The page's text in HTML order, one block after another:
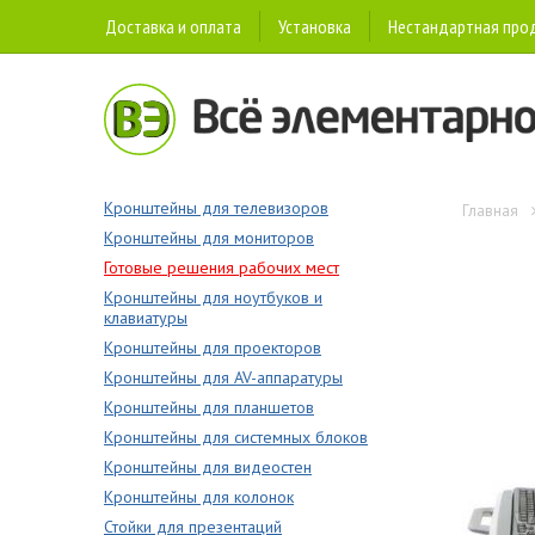
Доставка и оплата Установка Нестандартная
Кронштейны для телевизоров
Кронштейны для мониторов
Готовые решения рабочих мест
Кронштейны для ноутбуков и
клавиатуры
Кронштейны для проекторов
Кронштейны для AV-аппаратуры
Кронштейны для планшетов
Кронштейны для системных блоков
Кронштейны для видеостен
Кронштейны для колонок
Стойки для презентаций
Главная